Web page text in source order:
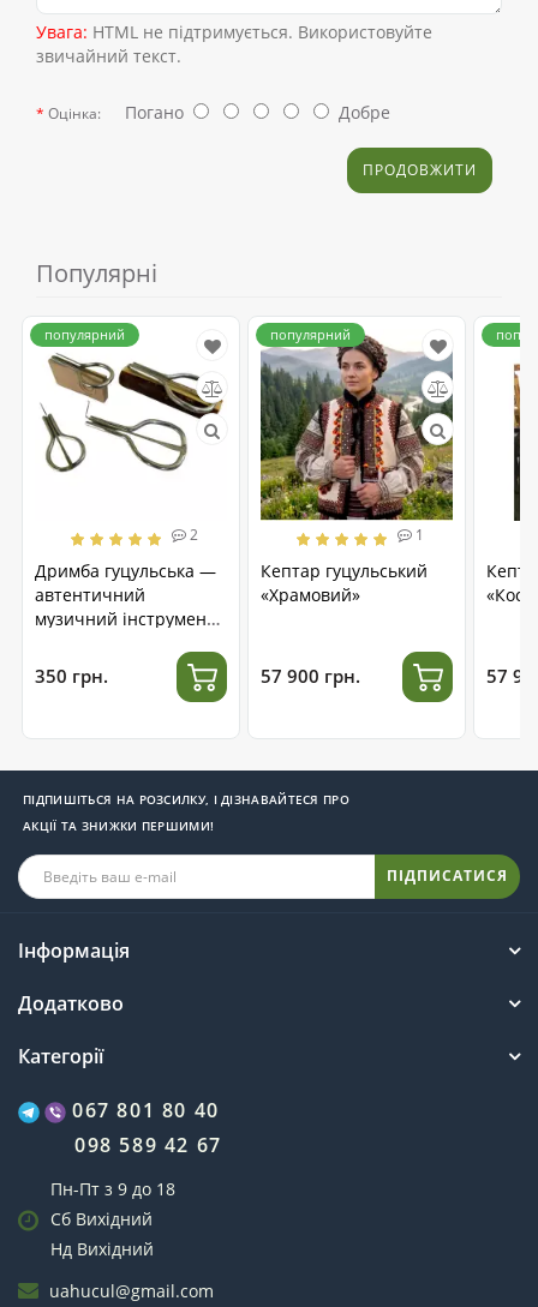
Увага: HTML не підтримується. Використовуйте
звичайний текст.
Оцінка: Погано Добре
ПРОДОВЖИТИ
Популярні
популярний
2
Дримба гуцульська —
автентичний
музичний інструмент
350 грн.
популярний
1
Кептар гуцульський
«Храмовий»
57 900 грн. 57
ПІДПИШІТЬСЯ НА РОЗСИЛКУ, І ДІЗНАВАЙТЕСЯ ПРО
АКЦІЇ ТА ЗНИЖКИ ПЕРШИМИ!
ПІДПИСАТИСЯ
Інформація
Додатково
Категорії
067 801 80 40
098 589 42 67
Пн-Пт з 9 до 18
Сб Вихідний
Нд Вихідний
uahucul@gmail.com